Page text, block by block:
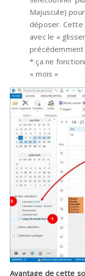
Majuscule)
déposer. Cette
avec le «
* ça ne
« mois »
Avantage de cette